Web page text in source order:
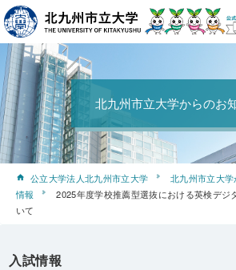
北九州市立大学からのお
公立大学法人北九州市立大学 北九州市立大
情報
2025年度学校推薦型選抜における英検デジ
いて
入試情報